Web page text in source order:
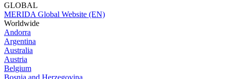
GLOBAL
MERIDA Global Website (EN)
Worldwide
Andorra
Argentina
Australia
Austria
Belgium
Bosnia and Herzegovina